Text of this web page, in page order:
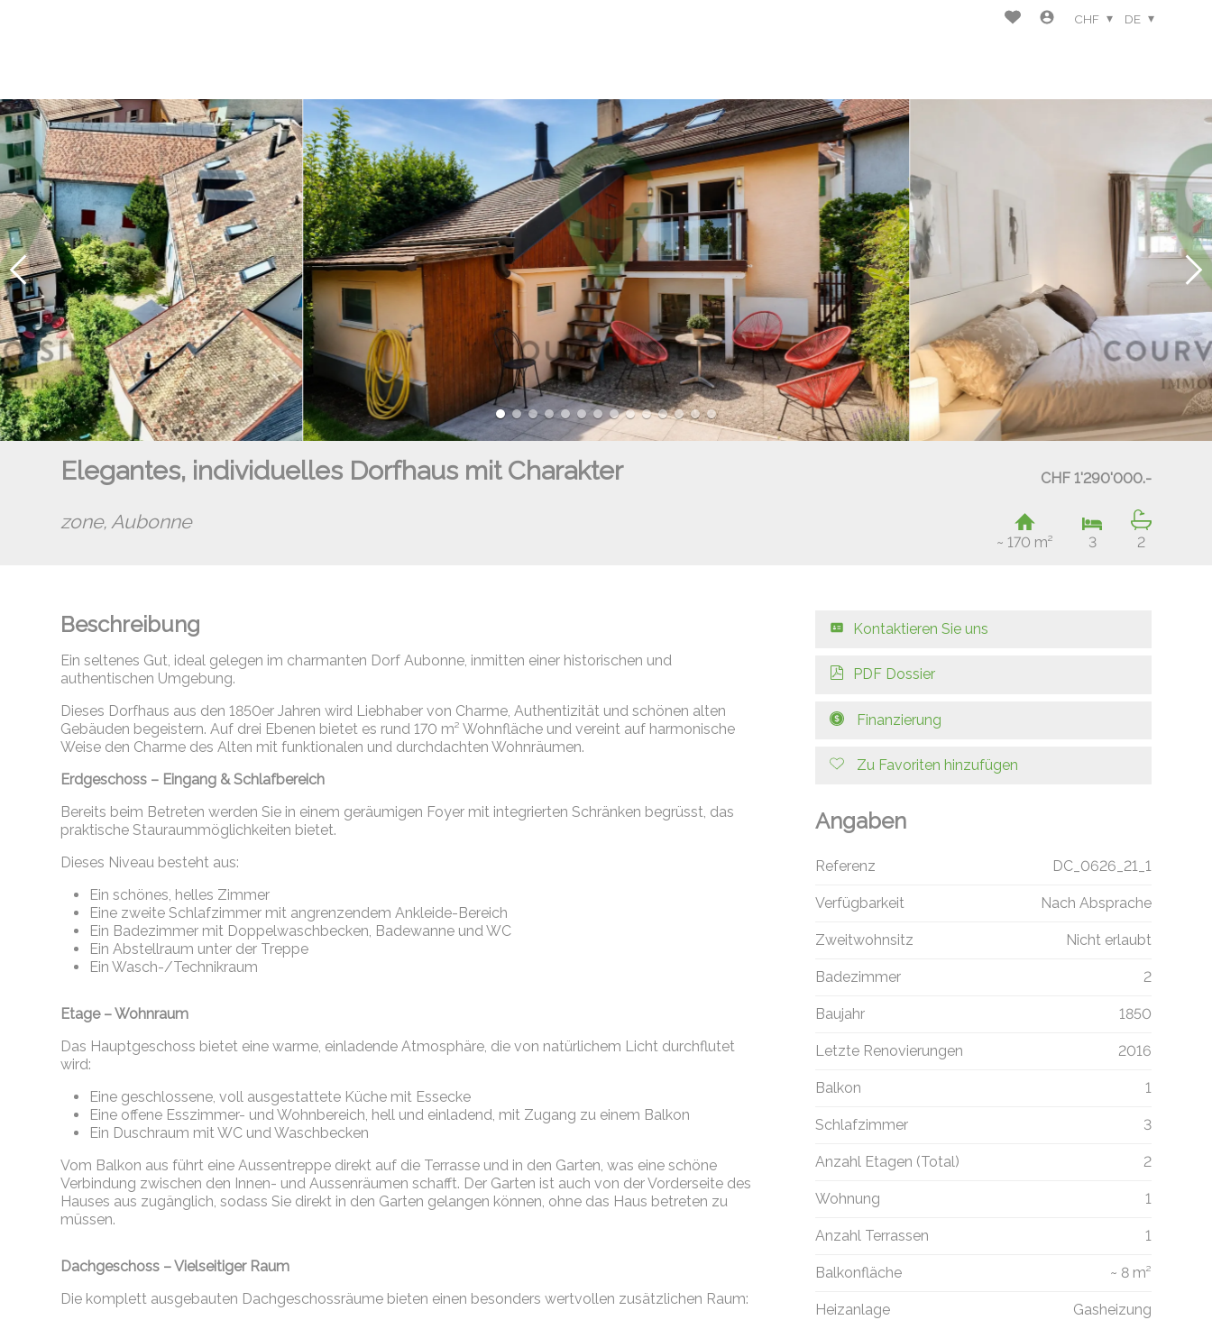
CHF DE
Elegantes, individuelles Dorfhaus mit Charakter CHF 1'290'000.-
zone,Aubonne
~ 170 m² 3 2
Beschreibung
Ein seltenes Gut, ideal gelegen im charmanten Dorf Aubonne, inmitten einer historischen und
authentischen Umgebung.
Dieses Dorfhaus aus den 1850er Jahren wird Liebhaber von Charme, Authentizität und schönen alten
Gebäuden begeistern. Auf drei Ebenen bietet es rund 170 m² Wohnfläche und vereint auf harmonische
Weise den Charme des Alten mit funktionalen und durchdachten Wohnräumen.
Erdgeschoss – Eingang & Schlafbereich
Bereits beim Betreten werden Sie in einem geräumigen Foyer mit integrierten Schränken begrüsst , das
praktische Stauraummöglichkeiten bietet.
Dieses Niveau besteht aus:
Ein schönes, helles Zimmer
Eine zweite Schlafzimmer mit angrenzendem Ankleide-Bereich
Ein Badezimmer mit Doppelwaschbecken, Badewanne und WC
Ein Abstellraum unter der Treppe
Ein Wasch-/Technikraum
Etage – Wohnraum
Das Hauptgeschoss bietet eine warme, einladende Atmosphäre, die von natürlichem Licht durchflutet
wird:
Eine geschlossene, voll ausgestattete Küche mit Essecke
Eine offene Esszimmer- undWohnbereich , hell und einladend , mit Zugang zu einem Balkon
Ein Duschraum mit WC und Waschbecken
Vom Balkon aus führt eine Aussentreppe direkt auf die Terrasse und in den Garten, was eine schöne
Verbindung zwischen den Innen- und Aussenräumen schafft. Der Garten ist auch von der Vorderseite des
Hauses aus zugänglich, sodass Sie direkt in den Garten gelangen können, ohne das Haus betreten zu
müssen.
Dachgeschoss – Vielseitiger Raum
Die komplett ausgebauten Dachgeschossräume bieten einen besonders wertvollen zusätzlichen Raum:
Kontaktieren Sie uns
PDF Dossier
Finanzierung
Zu Favoriten hinzufügen
Angaben
Referenz DC_0626_21_1
Verfügbarkeit Nach Absprache
Zweitwohnsitz Nicht erlaubt
Badezimmer 2
Baujahr 1850
Letzte Renovierungen 2016
Balkon 1
Schlafzimmer 3
Anzahl Etagen (Total) 2
Wohnung 1
Anzahl Terrassen 1
Balkonfläche ~ 8 m²
Heizanlage Gasheizung